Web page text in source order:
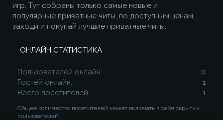
игр. Тут собраны только самые новые и
популярные приватные читы, по доступным ценам,
заходи и покупай лучшие приватные читы.
ОНЛАЙН СТАТИСТИКА
Пользователей онлайн
0
Гостей онлайн
1
Всего посетителей
1
Общее количество посетителей может включать в себя скрытых
пользователей.